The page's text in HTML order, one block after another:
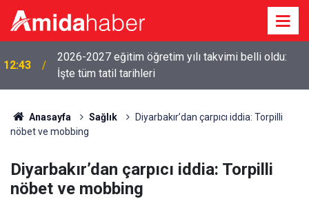
12:19 Diyarbakır-Siverek yolunda kaza: 4 yaralı
Anasayfa Sağlık
Diyarbakır’dan çarpıcı iddia: Torpilli
nöbet ve mobbing
Diyarbakır’dan çarpıcı iddia: Torpilli
nöbet ve mobbing